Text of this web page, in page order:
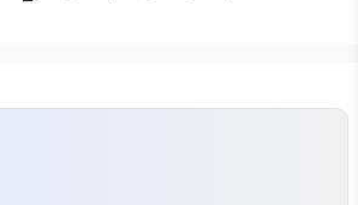
자연적으로 발견되는 단백